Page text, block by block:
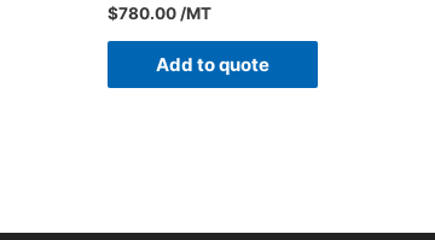
$780.00 /MT
Add to quote